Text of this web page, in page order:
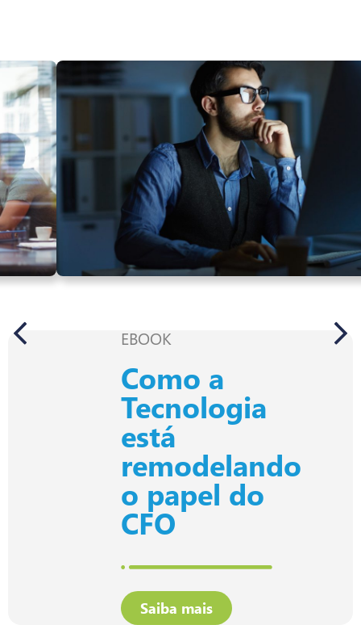
EBOOK
Como a
Tecnologia
está
remodelando
o papel do
CFO
Saiba mais